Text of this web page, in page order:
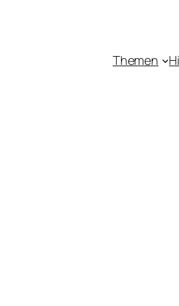
Themen